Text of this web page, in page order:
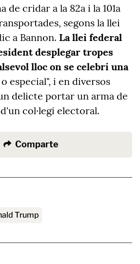
de cridar a la 82a i la 101a
segons la llei
a Bannon. La llei federal
desplegar tropes
lloc on se celebri una
o especial", i en diversos
delicte portar un arma de
col·legi electoral.
Comparte
Trump